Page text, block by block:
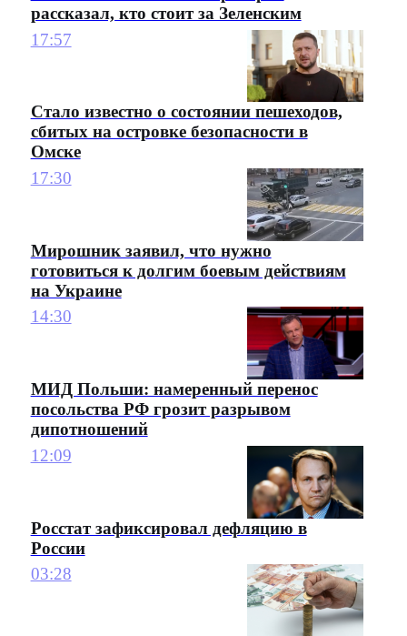
рассказал, кто стоит за Зеленским
17:57
Стало известно о состоянии пешеходов,
сбитых на островке безопасности в
Омске
17:30
Мирошник заявил, что нужно
готовиться к долгим боевым действиям
на Украине
14:30
МИД Польши: намеренный перенос
посольства РФ грозит разрывом
дипотношений
12:09
Росстат зафиксировал дефляцию в
России
03:28